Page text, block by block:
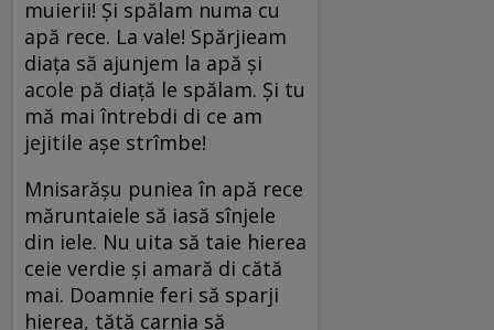
muierii! Și spălam numa cu
apă rece. La vale! Spărjieam
diața să ajunjem la apă și
acole pă diață le spălam. Și tu
mă mai întrebdi di ce am
jejitile așe strîmbe!
Mnisarășu puniea în apă rece
măruntaiele să iasă sînjele
din iele. Nu uita să taie hierea
ceie verdie și amară di cătă
mai. Doamnie feri să sparji
hierea, tătă carnia să